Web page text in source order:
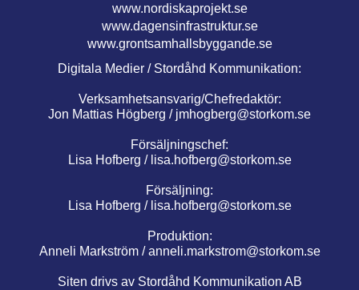
www.nordiskaprojekt.se
www.dagensinfrastruktur.se
www.grontsamhallsbyggande.se
Digitala Medier / Stordåhd Kommunikation:
Verksamhetsansvarig/Chefredaktör:
Jon Mattias Högberg / jmhogberg@storkom.se
Försäljningschef:
Lisa Hofberg / lisa.hofberg@storkom.se
Försäljning:
Lisa Hofberg / lisa.hofberg@storkom.se
Produktion:
Anneli Markström /anneli.markstrom@storkom.se
Siten drivs av Stordåhd Kommunikation AB